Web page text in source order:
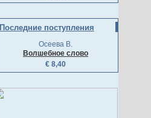
Последние поступления
Осеева В.
Волшебное слово
€ 8,40